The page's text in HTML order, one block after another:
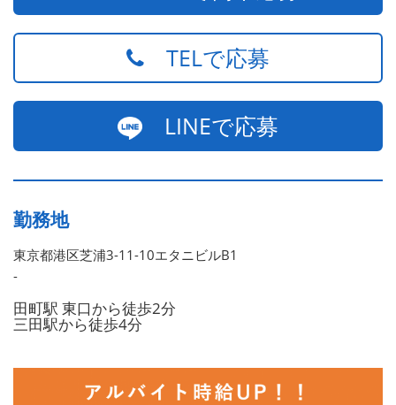
TELで応募
LINEで応募
勤務地
東京都港区芝浦3-11-10エタニビルB1
-
田町駅 東口から徒歩2分
三田駅から徒歩4分